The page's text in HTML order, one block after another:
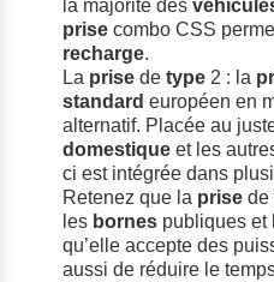
la majorité des
prise combo CSS
recharge.
La prise de type 2 : la
standard européen en
alternatif. Placée au
domestique et les
ci est intégrée dans
Retenez que la prise de
les bornes publiques et
qu’elle accepte des
aussi de réduire le